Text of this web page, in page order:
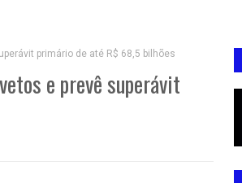
primário de até R$ 68,5 bilhões
e prevê superávit